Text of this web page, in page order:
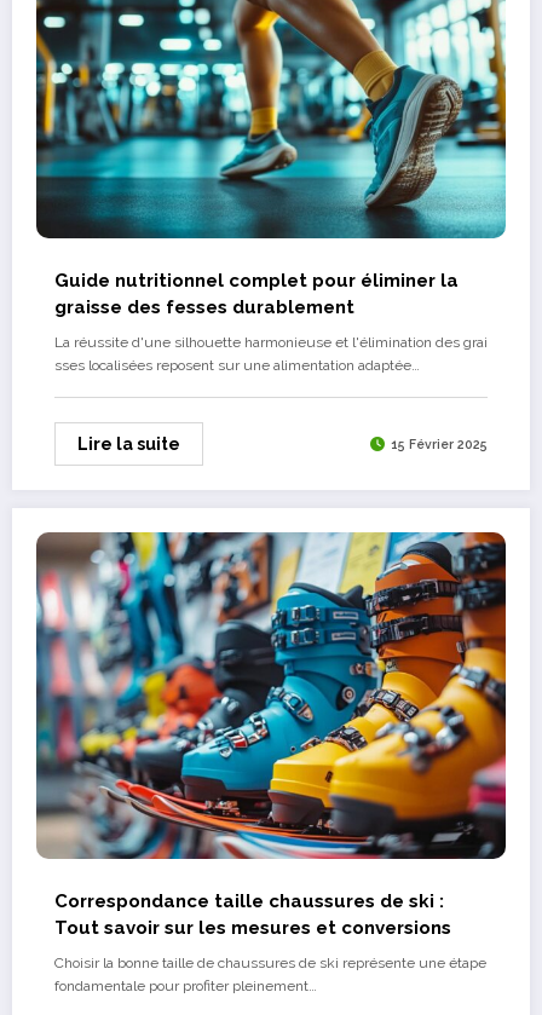
Guide nutritionnel complet pour éliminer la
graisse des fesses durablement
La réussite d'une silhouette harmonieuse et l'élimination des grai
sses localisées reposent sur une alimentation adaptée…
Lire la suite 15 Février 2025
Correspondance taille chaussures de ski :
Tout savoir sur les mesures et conversions
Choisir la bonne taille de chaussures de ski représente une étape
fondamentale pour profiter pleinement…